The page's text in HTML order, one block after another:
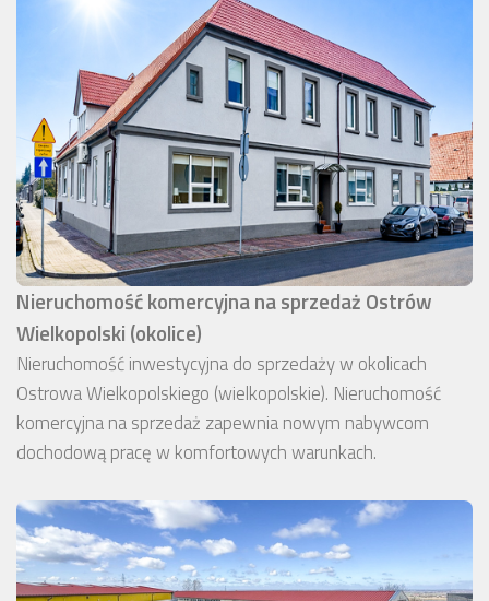
Nieruchomość komercyjna na sprzedaż Ostrów
Wielkopolski (okolice)
Nieruchomość inwestycyjna do sprzedaży w okolicach
Ostrowa Wielkopolskiego (wielkopolskie). Nieruchomość
komercyjna na sprzedaż zapewnia nowym nabywcom
dochodową pracę w komfortowych warunkach.